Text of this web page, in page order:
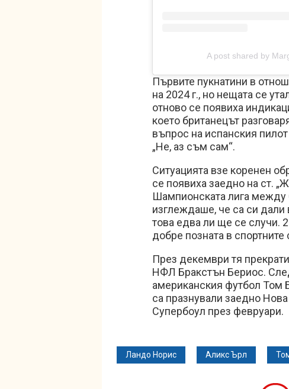
A post shared by
Първите пукнатини в
на 2024 г., но нещата се
отново се появиха
което британецът
въпрос на испанския
„Не, аз съм сам“.
Ситуацията взе коренен
се появиха заедно на ст.
Шампионската лига между
изглеждаше, че са си
това едва ли ще се случи.
добре позната в спортните
През декември тя
НФЛ Бракстън Бериос.
американския футбол Том
са празнували заедно
Супербоул през февруари.
Ландо Норис Аликс Ърл